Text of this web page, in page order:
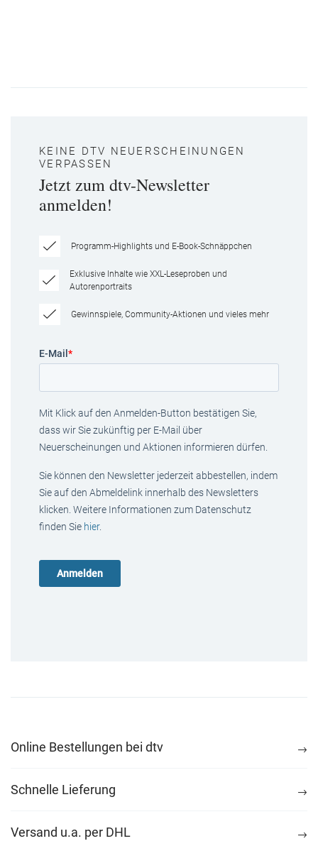
KEINE DTV NEUERSCHEINUNGEN
VERPASSEN
Jetzt zum dtv-Newsletter
anmelden!
Programm-Highlights und E-Book-Schnäppchen
Exklusive Inhalte wie XXL-Leseproben und
Autorenportraits
Gewinnspiele, Community-Aktionen und vieles mehr
E-Mail *
Mit Klick auf den Anmelden-Button bestätigen Sie,
dass wir Sie zukünftig per E-Mail über
Neuerscheinungen und Aktionen informieren dürfen.
Sie können den Newsletter jederzeit abbestellen, indem
Sie auf den Abmeldelink innerhalb des Newsletters
klicken. Weitere Informationen zum Datenschutz
finden Sie hier.
Online Bestellungen bei dtv
Schnelle Lieferung
Versand u.a. per DHL